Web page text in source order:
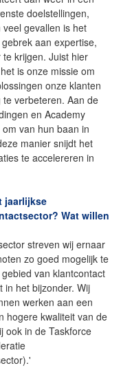
doelstellingen,
gevallen is het
aan expertise,
krijgen. Juist hier
is onze missie om
onze klanten
verbeteren. Aan de
en Academy
van hun baan in
manier snijdt het
te accelereren in
jaarlijkse
Wat willen
streven wij ernaar
zo goed mogelijk te
van klantcontact
in het bijzonder. Wij
werken aan een
hogere kwaliteit van de
ook in de Taskforce